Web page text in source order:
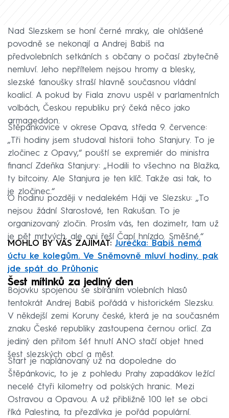
Nad Slezskem se honí černé mraky, ale ohlášené
povodně se nekonají a Andrej Babiš na
předvolebních setkáních s občany o počasí zbytečně
nemluví. Jeho nepřítelem nejsou hromy a blesky,
slezské fanoušky straší hlavně současnou vládní
koalicí. A pokud by Fiala znovu uspěl v parlamentních
volbách, Českou republiku prý čeká něco jako
armageddon.
Štěpánkovice v okrese Opava, středa 9. července:
„Tři hodiny jsem studoval historii toho Stanjury. To je
zločinec z Opavy,“ pouští se expremiér do ministra
financí Zdeňka Stanjury: „Hodili to všechno na Blažka,
ty bitcoiny. Ale Stanjura je ten klíč. Takže asi tak, to
je zločinec.“
O hodinu později v nedalekém Háji ve Slezsku: „To
nejsou žádní Starostové, ten Rakušan. To je
organizovaný zločin. Prosím vás, ten dozimetr, tam už
je pět mrtvých, ale oni řeší Čapí hnízdo. Směšné.“
MOHLO BY VÁS ZAJÍMAT: Jurečka: Babiš nemá
úctu ke kolegům. Ve Sněmovně mluví hodiny, pak
jde spát do Průhonic
Šest mítinků za jediný den
Bojovku spojenou se sbíráním volebních hlasů
tentokrát Andrej Babiš pořádá v historickém Slezsku.
V někdejší zemi Koruny české, která je na současném
znaku České republiky zastoupena černou orlicí. Za
jediný den přitom šéf hnutí ANO stačí objet hned
šest slezských obcí a měst.
Start je naplánovaný už na dopoledne do
Štěpánkovic, to je z pohledu Prahy zapadákov ležící
necelé čtyři kilometry od polských hranic. Mezi
Ostravou a Opavou. A už přibližně 100 let se obci
říká Palestina, ta přezdívka je pořád populární.